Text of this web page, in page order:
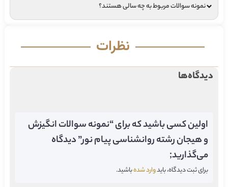
نمونه سوالات مربوط به چه سالی هستند؟
نظرات
دیدگاه‌ها
اولین کسی باشید که برای “نمونه سوالات انگیزش
و هیجان رشته روانشناسی پیام نور” دیدگاه
می‌گذارید;
برای ثبت دیدگاه، بایدوارد شدهباشید.